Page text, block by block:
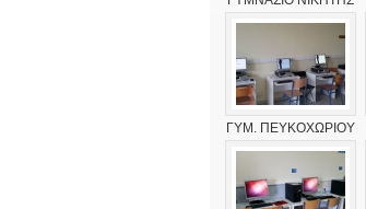
ΓΥΜ. ΠΕΥΚΟΧΩΡΙΟΥ